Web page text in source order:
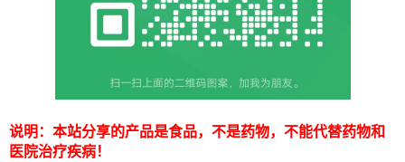
说明：本站分享的产品是食品，不是药物，不能代替药物和
医院治疗疾病！